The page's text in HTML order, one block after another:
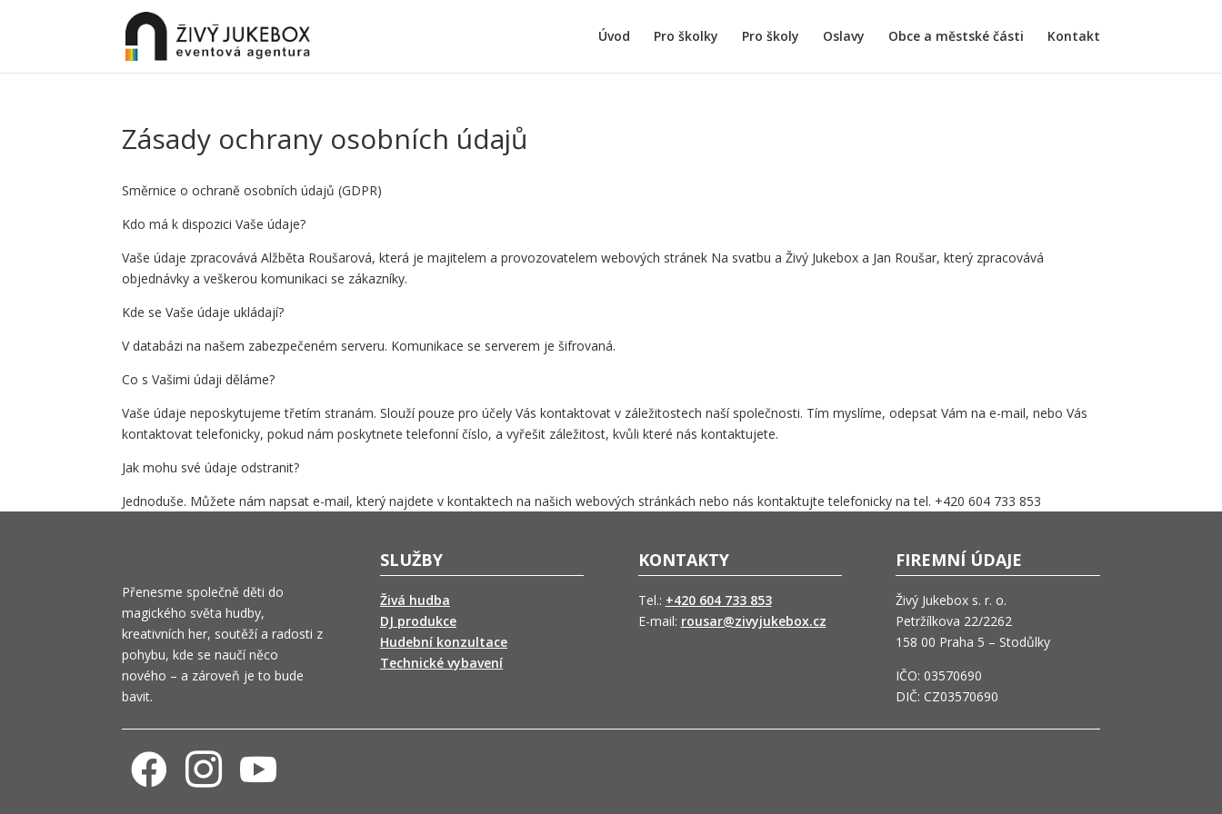
Úvod Pro školky Pro školy Oslavy Obce a městské části Kontakt
Zásady ochrany osobních údajů
Směrnice o ochraně osobních údajů (GDPR)
Kdo má k dispozici Vaše údaje?
Vaše údaje zpracovává Alžběta Roušarová, která je majitelem a provozovatelem webových stránek Na svatbu a Živý Jukebox a Jan Roušar, který zpracovává
objednávky a veškerou komunikaci se zákazníky.
Kde se Vaše údaje ukládají?
V databázi na našem zabezpečeném serveru. Komunikace se serverem je šifrovaná.
Co s Vašimi údaji děláme?
Vaše údaje neposkytujeme třetím stranám. Slouží pouze pro účely Vás kontaktovat v záležitostech naší společnosti. Tím myslíme, odepsat Vám na e-mail, nebo Vás
kontaktovat telefonicky, pokud nám poskytnete telefonní číslo, a vyřešit záležitost, kvůli které nás kontaktujete.
Jak mohu své údaje odstranit?
Jednoduše. Můžete nám napsat e-mail, který najdete v kontaktech na našich webových stránkách nebo nás kontaktujte telefonicky na tel. +420 604 733 853
Přenesme společně děti do
magického světa hudby,
kreativních her, soutěží a radosti z
pohybu, kde se naučí něco
nového – a zároveň je to bude
bavit.
SLUŽBY
Živá hudba
DJ produkce
Hudební konzultace
Technické vybavení
KONTAKTY
Tel.: +420 604 733 853
E-mail: rousar@zivyjukebox.cz
FIREMNÍ ÚDAJE
Živý Jukebox s. r. o.
Petržílkova 22/2262
158 00 Praha 5 – Stodůlky
IČO: 03570690
DIČ: CZ03570690
  